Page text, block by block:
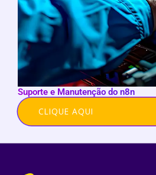
Suporte e Manutenção do n8n
CLIQUE AQUI